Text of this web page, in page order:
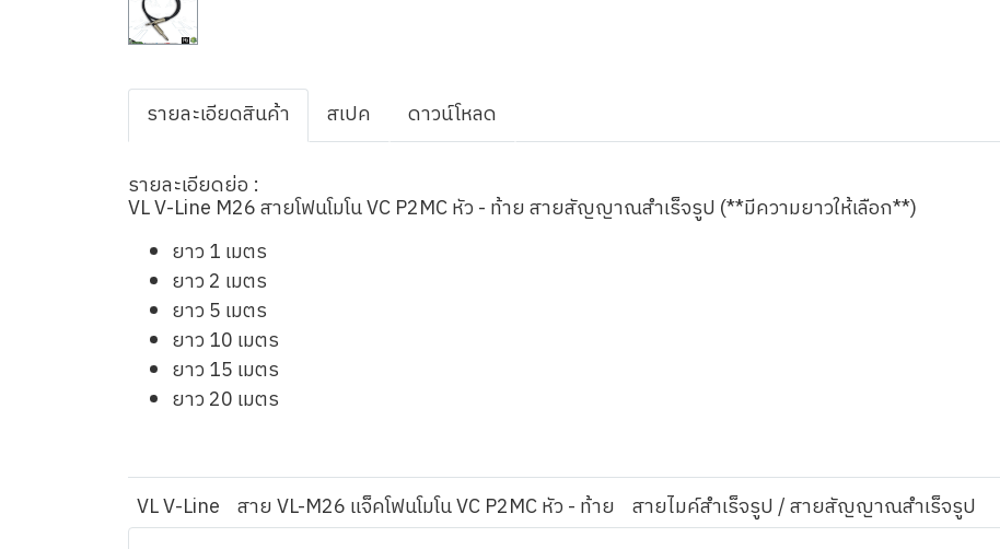
รายละเอียดสินค้า สเปค ดาวน์โหลด
รายละเอียดย่อ :
VL V-Line M26 สายโฟนโมโน VC P2MC หัว - ท้าย สายสัญญาณสำเร็จรูป (**มีความยาวให้เลือก**)
ยาว 1 เมตร
ยาว 2 เมตร
ยาว 5 เมตร
ยาว 10 เมตร
ยาว 15 เมตร
ยาว 20 เมตร
VL V-Line สาย VL-M26 แจ็คโฟนโมโน VC P2MC หัว - ท้าย สายไมค์สำเร็จรูป / สายสัญญาณสำเร็จรูป